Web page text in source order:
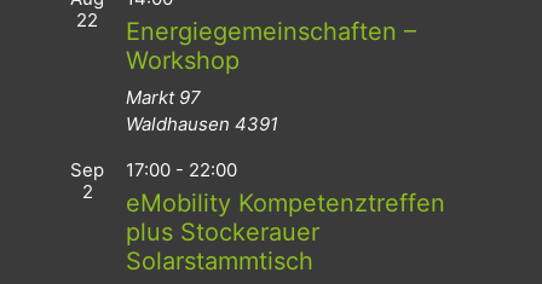
22
Energiegemeinschaften –
Workshop
Markt 97
Waldhausen 4391
Sep
2
17:00 - 22:00
eMobility Kompetenztreffen
plus Stockerauer
Solarstammtisch